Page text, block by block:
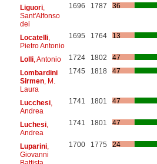
Liguori,
Sant'Alfonso
dei
1696 1787 36
Locatelli,
Pietro Antonio
1695 1764 13
Lolli, Antonio 1724 1802
47
Lombardini
Sirmen, M.
Laura
1745 1818 47
Lucchesi,
Andrea
1741 1801 47
Luchesi,
Andrea
1741 1801 47
Luparini,
Giovanni
1700 1775 24